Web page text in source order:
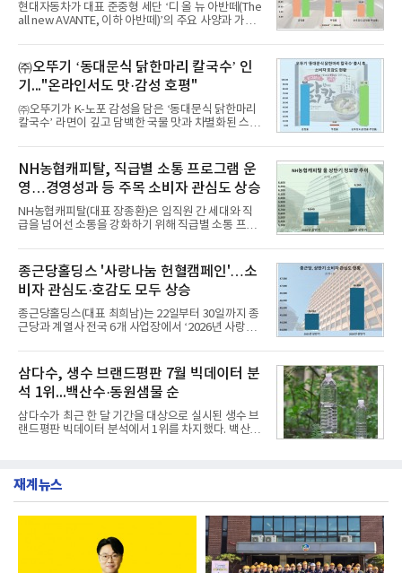
현대자동차가 대표 준중형 세단 ‘디 올 뉴 아반떼(The
all new AVANTE, 이하 아반떼)’의 주요 사양과 가격
떼는 6년 만에 선보이는 8세대 완전변경 모델로, ▲정
교한 선과 면을 중심으로 완성한 파격적인 디자인 ▲
과거 중형 세단 수준으로 확대된 차체 제원 ▲글로벌
최고 수준의 안전성 ▲성능과 효율을 동시에 높인 주
행 완성도 ▲첨단 편의 및 디지털 사양 적용 등을 통해
글로벌 준중형 세단의 새로운 기준을 세웠다.아반떼
는 가솔린 2.0과 1.6 하이브리드 두 가지 파워트레인
넘
㈜오뚜기 ‘동대문식 닭한마리 칼국수’ 인
기..."온라인서도 맛·감성 호평"
㈜오뚜기가 K-노포 감성을 담은 ‘동대문식 닭한마리
칼국수’ 라면이 깊고 담백한 국물 맛과 차별화된 스토
혔다.‘동대문식 닭한마리 칼국수’는 예상을 뛰어넘는
소비자 호응에 힘입어 지난 7월 13일 첫 선을 보인 지
단 18일 만에 누적 판매량 50만 개를 돌파하는 성과를
거두었다.이번 신제품은 개발진이 전국의 닭한마리
전문점을 직접 찾아 다니며 최적의 육수 비율을 완성
했다. 자극적이지 않으면서도 깊은 닭육수에 마늘의
개운한 풍미를 더했으며, 국물이 잘 배어들면서도 쫄
서도
NH농협캐피탈, 직급별 소통 프로그램 운
영…경영성과 등 주목 소비자 관심도 상승
NH농협캐피탈(대표 장종환)은 임직원 간 세대와 직
급을 넘어선 소통을 강화하기 위해 직급별 소통 프로
부터 30일까지 서울 원센티널 NH농협캐피탈타워 22
층에서 운영했다고 31일 밝혔다.이번 프로그램은 경
영지원부 홍보팀과 2026년 새로이(e)＊가 공동 주관
했으며, ▲팀장·부장(7.27), ▲계장·주임(7.28), ▲과
장·차장(7.29), ▲대리(7.30) 등 직급별로 총 4회에 걸
쳐 진행됐다.참고로 새로이(e)는 NH농협캐피탈 MZ
세대들로(과장~계장) 구성된 자율 참여조직으로, 조
반에 전파하는 역할
종근당홀딩스 '사랑나눔 헌혈캠페인'…소
비자 관심도·호감도 모두 상승
종근당홀딩스(대표 최희남)는 22일부터 30일까지 종
근당과 계열사 전국 6개 사업장에서 ‘2026년 사랑나
인은 장마와 폭염, 여름휴가 등으로 헌혈 참여가 줄어
드는 시기에 안정적 혈액 수급에 기여하고 생명나눔
문화를 확산하기 위해 마련됐다.캠페인은 종근당 천
안공장을 시작으로 ▲효종연구소 ▲종근당바이오 안
산공장 ▲경보제약 아산본사 ▲종근당건강 당진공장
▲종근당 본사 등 전국 6개 사업장에서 릴레이 방식
으로 이어졌다.캠페인 기간에는 임직원의 참여를 독
증을 한국백혈병
삼다수, 생수 브랜드평판 7월 빅데이터 분
석 1위...백산수·동원샘물 순
삼다수가 최근 한 달 기간을 대상으로 실시된 생수 브
랜드평판 빅데이터 분석에서 1위를 차지했다. 백산수
까지 수집된 소비자 빅데이터 3,702,555건을 분석한
터는 지난 4월(3,435,836건) 대비 7.76% 증가한 수
치다.연구소에 따르면 7월 생수 브랜드평판 순위는 삼
다수, 백산수, 동원샘물, 스파클, 아이시스, 에비앙,
몽베스트, 크리스탈, 풀무원샘물, 평창수, 지리산수,
재계뉴스